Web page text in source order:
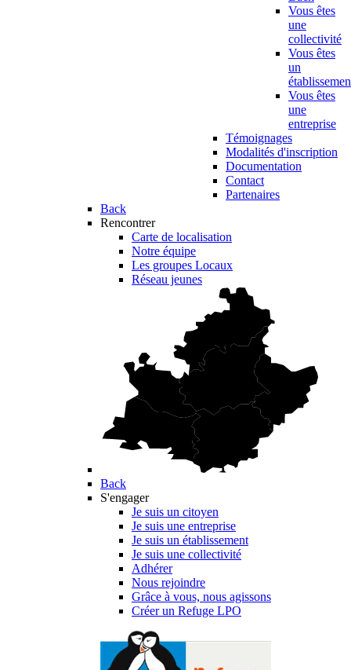
Vous êtes
une
collectivité
Vous êtes
un
Vous êtes
une
entreprise
Témoignages
Modalités d'inscription
Documentation
Contact
Partenaires
Back
Rencontrer
Carte de localisation
Notre équipe
Les groupes Locaux
Réseau jeunes
Back
S'engager
Je suis un citoyen
Je suis une entreprise
Je suis un établissement
Je suis une collectivité
Adhérer
Nous rejoindre
Grâce à vous, nous agissons
Créer un Refuge LPO